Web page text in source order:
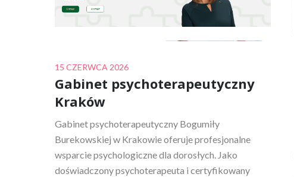
Posted
on
15 CZERWCA 2026
Gabinet psychoterapeutyczny
Kraków
Gabinet psychoterapeutyczny Bogumiły
Burekowskiej w Krakowie oferuje profesjonalne
wsparcie psychologiczne dla dorosłych. Jako
doświadczony psychoterapeuta i certyfikowany